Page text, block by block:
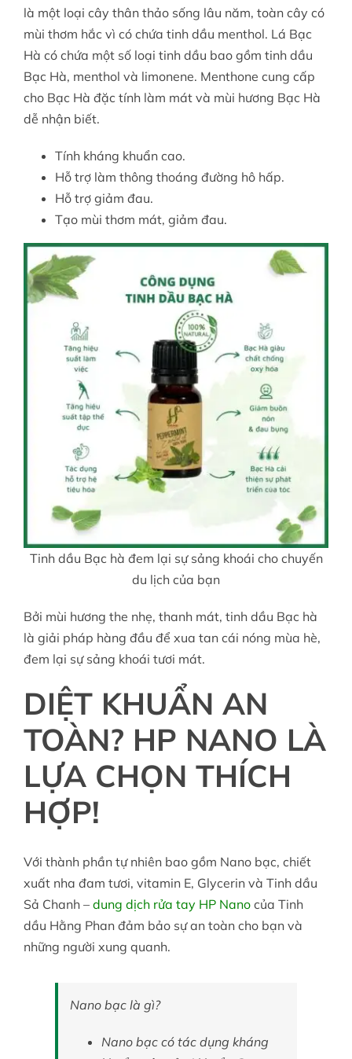
là một loại cây thân thảo sống lâu năm, toàn cây có
mùi thơm hắc vì có chứa tinh dầu menthol. Lá Bạc
Hà có chứa một số loại tinh dầu bao gồm tinh dầu
Bạc Hà, menthol và limonene. Menthone cung cấp
cho Bạc Hà đặc tính làm mát và mùi hương Bạc Hà
dễ nhận biết.
Tính kháng khuẩn cao.
Hỗ trợ làm thông thoáng đường hô hấp.
Hỗ trợ giảm đau.
Tạo mùi thơm mát, giảm đau.
Tinh dầu Bạc hà đem lại sự sảng khoái cho chuyến
du lịch của bạn
Bởi mùi hương the nhẹ, thanh mát, tinh dầu Bạc hà
là giải pháp hàng đầu để xua tan cái nóng mùa hè,
đem lại sự sảng khoái tươi mát.
DIỆT KHUẨN AN
TOÀN? HP NANO LÀ
LỰA CHỌN THÍCH
HỢP!
Với thành phần tự nhiên bao gồm Nano bạc, chiết
xuất nha đam tươi, vitamin E, Glycerin và Tinh dầu
Sả Chanh – dung dịch rửa tay HP Nanocủa Tinh
dầu Hằng Phan đảm bảo sự an toàn cho bạn và
những người xung quanh.
Nano bạc là gì?
Nano bạc có tác dụng kháng